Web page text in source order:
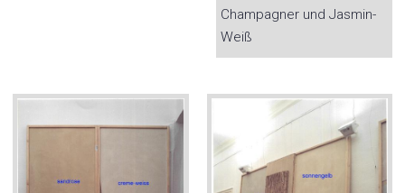
Champagner und Jasmin-
Weiß